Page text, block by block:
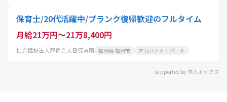
保育士/20代活躍中/ブランク復帰歓迎のフルタイム
月給21万円～21万8,400円
社会福祉法人厚徳会大日保育園 福岡県 福岡市 アルバイト・パート
supported by 求人ボックス